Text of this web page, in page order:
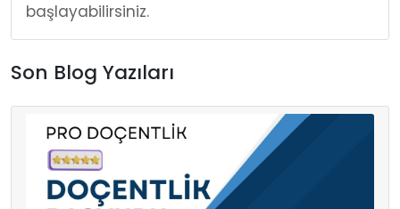
başlayabilirsiniz.
Son Blog Yazıları